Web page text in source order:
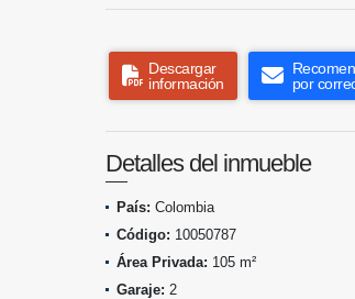
Descargar
información
por
Detalles del inmueble
País: Colombia
Código: 10050787
Área Privada: 105 m²
Garaje: 2